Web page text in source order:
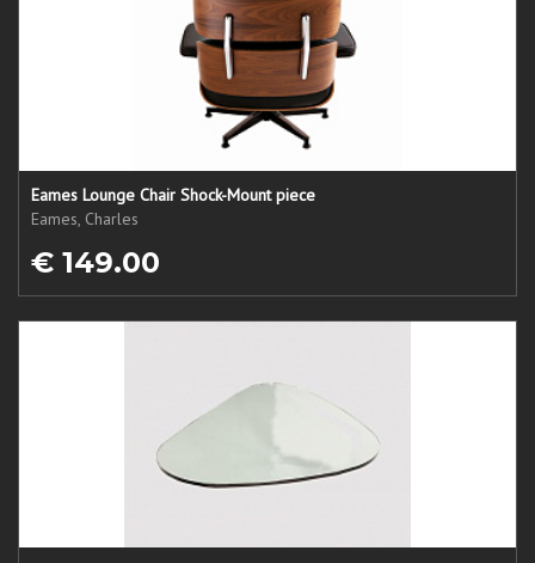
Eames Lounge Chair Shock-Mount piece
Eames, Charles
€ 149.00